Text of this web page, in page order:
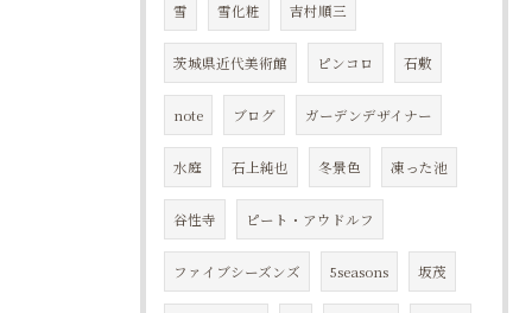
雪 雪化粧 吉村順三
茨城県近代美術館 ピンコロ 石敷
note ブログ ガーデンデザイナー
水庭 石上純也 冬景色 凍った池
谷性寺 ピート・アウドルフ
ファイブシーズンズ 5seasons 坂茂